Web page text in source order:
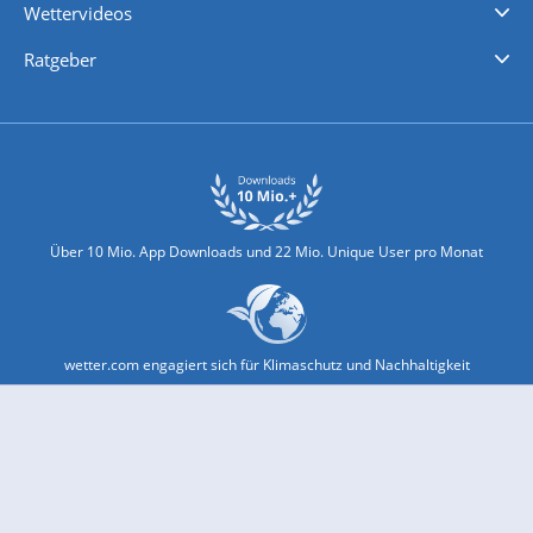
Wettervideos
Ratgeber
Über 10 Mio. App Downloads und 22 Mio. Unique User pro Monat
wetter.com engagiert sich für Klimaschutz und Nachhaltigkeit